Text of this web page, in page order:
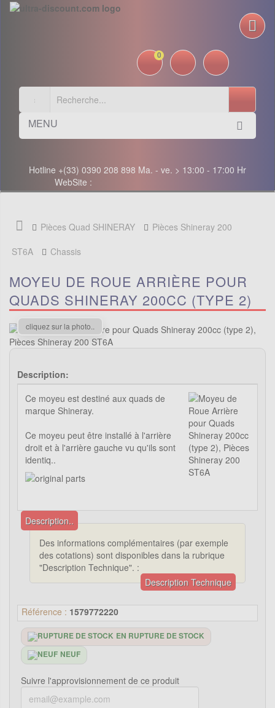
0
MENU
Hotline +(33) 0390 208 898 Ma. - ve. > 13:00 - 17:00 Hr
WebSite :
Pièces Quad SHINERAY
Pièces Shineray 200
ST6A
Chassis
MOYEU DE ROUE ARRIÈRE POUR
QUADS SHINERAY 200CC (TYPE 2)
cliquez sur la photo..
Description:
Ce moyeu est destiné aux quads de
marque Shineray.
Ce moyeu peut être installé à l'arrière
droit et à l'arrière gauche vu qu'ils sont
identiq..
Description..
Des informations complémentaires (par exemple
des cotations) sont disponibles dans la rubrique
"Description Technique". :
Description Technique
Référence : 1579772220
EN RUPTURE DE STOCK
NEUF
Suivre l'approvisionnement de ce produit